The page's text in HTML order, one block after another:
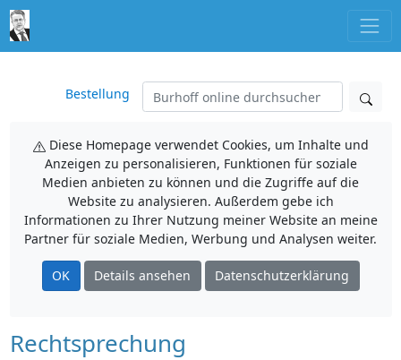
Bestellung
Diese Homepage verwendet Cookies, um Inhalte und
Anzeigen zu personalisieren, Funktionen für soziale
Medien anbieten zu können und die Zugriffe auf die
Website zu analysieren. Außerdem gebe ich
Informationen zu Ihrer Nutzung meiner Website an meine
Partner für soziale Medien, Werbung und Analysen weiter.
OK Details ansehen Datenschutzerklärung
Rechtsprechung